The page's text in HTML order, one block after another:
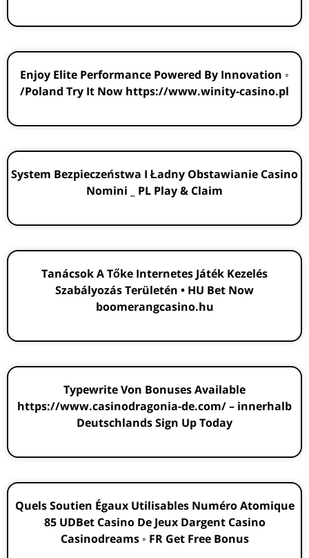
Enjoy Elite Performance Powered By Innovation ◦
Poland Try It Now https://www.winity-casino.pl/
System Bezpieczeństwa I Ładny Obstawianie Casino
Nomini _ PL Play & Claim
Tanácsok A Tőke Internetes Játék Kezelés
Szabályozás Területén • HU Bet Now
boomerangcasino.hu
Typewrite Von Bonuses Available
https://www.casinodragonia-de.com/ – innerhalb
Deutschlands Sign Up Today
Quels Soutien Égaux Utilisables Numéro Atomique
85 UDBet Casino De Jeux Dargent Casino
Casinodreams ◦ FR Get Free Bonus